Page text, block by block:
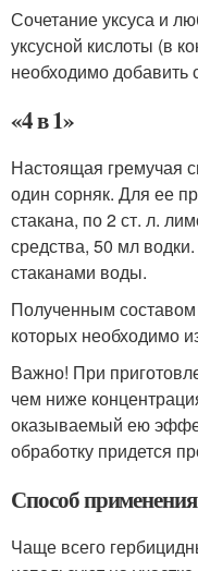
Сочетание уксуса и
уксусной кислоты (в
необходимо добавить
«4 в 1»
Настоящая гремучая
один сорняк. Для ее
стакана, по 2 ст. л.
средства, 50 мл
стаканами воды.
Полученным
которых необходимо
Важно! При
чем ниже
оказываемый ею
обработку придется
Способ применения
Чаще всего